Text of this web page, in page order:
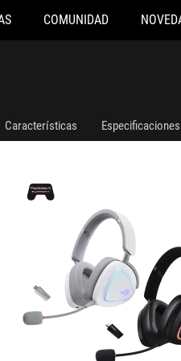
COMUNIDAD
Características